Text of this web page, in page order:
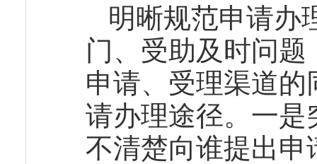
明晰规范申请办
门、受助及时问
申请、受理渠道
请办理途径。一
不清楚向谁提出